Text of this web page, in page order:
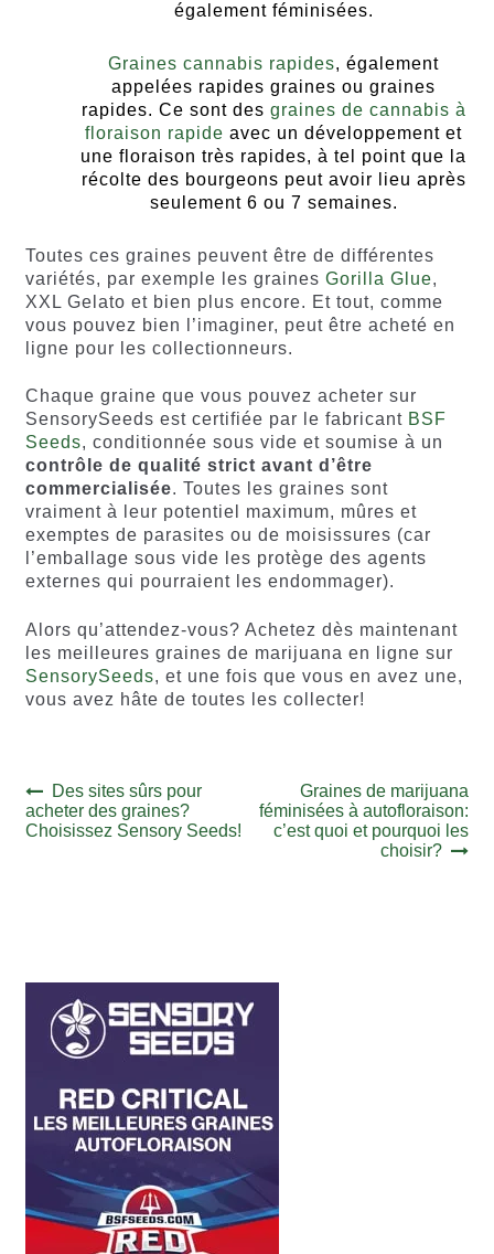
également féminisées.
Graines cannabis rapides, également
appelées rapides graines ou graines
rapides. Ce sont des graines de cannabis à
floraison rapide avec un développement et
une floraison très rapides, à tel point que la
récolte des bourgeons peut avoir lieu après
seulement 6 ou 7 semaines.
Toutes ces graines peuvent être de différentes
variétés, par exemple les graines Gorilla Glue,
XXL Gelato et bien plus encore. Et tout, comme
vous pouvez bien l’imaginer, peut être acheté en
ligne pour les collectionneurs.
Chaque graine que vous pouvez acheter sur
SensorySeeds est certifiée par le fabricant BSF
Seeds, conditionnée sous vide et soumise à un
contrôle de qualité strict avant d’être
commercialisée. Toutes les graines sont
vraiment à leur potentiel maximum, mûres et
exemptes de parasites ou de moisissures (car
l’emballage sous vide les protège des agents
externes qui pourraient les endommager).
Alors qu’attendez-vous? Achetez dès maintenant
les meilleures graines de marijuana en ligne sur
SensorySeeds, et une fois que vous en avez une,
vous avez hâte de toutes les collecter!
Navigation
de
Article
précédent :
Des sites sûrs pour
acheter des graines?
Choisissez Sensory Seeds!
Article
suivant :
Graines de marijuana
féminisées à autofloraison:
c’est quoi et pourquoi les
choisir?